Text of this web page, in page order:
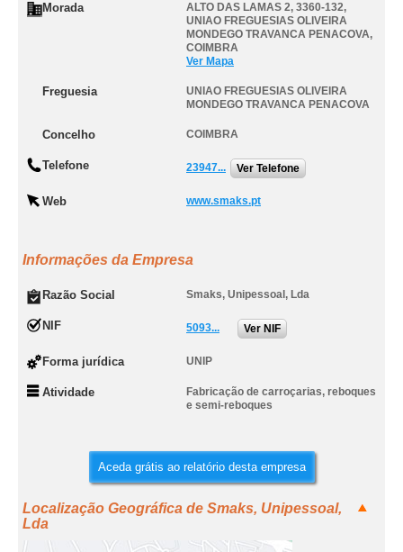
Morada ALTO DAS LAMAS 2, 3360-132,
UNIAO FREGUESIAS OLIVEIRA
MONDEGO TRAVANCA PENACOVA,
COIMBRA
Ver Mapa
Freguesia
UNIAO FREGUESIAS OLIVEIRA
MONDEGO TRAVANCA PENACOVA
Concelho COIMBRA
Telefone 23947... Ver Telefone
Web www.smaks.pt
Informações da Empresa
Razão Social Smaks, Unipessoal, Lda
NIF 5093... Ver NIF
Forma jurídica UNIP
Atividade
Fabricação de carroçarias, reboques
e semi-reboques
Aceda grátis ao relatório desta empresa
Localização Geográfica de Smaks, Unipessoal,
Lda